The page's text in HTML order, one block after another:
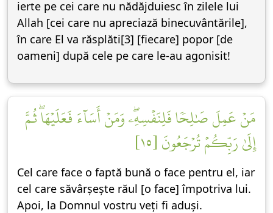
ierte pe cei care nu nădăjduiesc în zilele lui
Allah [cei care nu apreciază binecuvântările],
în care El va răsplăti[3] [fiecare] popor [de
oameni] după cele pe care le-au agonisit!
مَنۡ عَمِلَ صَٰلِحٗا فَلِنَفۡسِهِۦۖ وَمَنۡ أَسَآءَ فَعَلَيۡهَاۖ ثُمَّ
إِلَىٰ رَبِّكُمۡ تُرۡجَعُونَ [١٥]
Cel care face o faptă bună o face pentru el, iar
cel care săvârșește răul [o face] împotriva lui.
Apoi, la Domnul vostru veți fi aduși.